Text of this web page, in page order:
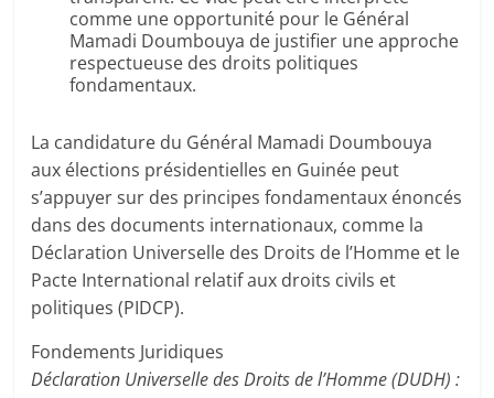
comme une opportunité pour le Général
Mamadi Doumbouya de justifier une approche
respectueuse des droits politiques
fondamentaux.
La candidature du Général Mamadi Doumbouya
aux élections présidentielles en Guinée peut
s’appuyer sur des principes fondamentaux énoncés
dans des documents internationaux, comme la
Déclaration Universelle des Droits de l’Homme et le
Pacte International relatif aux droits civils et
politiques (PIDCP).
Fondements Juridiques
Déclaration Universelle des Droits de l’Homme (DUDH) :